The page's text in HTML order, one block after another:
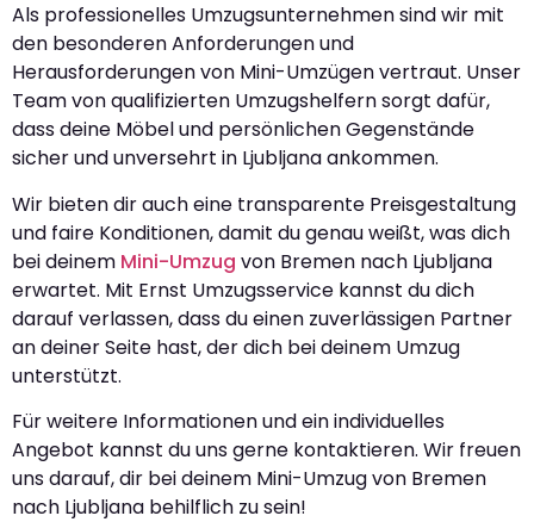
Als professionelles Umzugsunternehmen sind wir mit
den besonderen Anforderungen und
Herausforderungen von Mini-Umzügen vertraut. Unser
Team von qualifizierten Umzugshelfern sorgt dafür,
dass deine Möbel und persönlichen Gegenstände
sicher und unversehrt in Ljubljana ankommen.
Wir bieten dir auch eine transparente Preisgestaltung
und faire Konditionen, damit du genau weißt, was dich
bei deinem Mini-Umzug von Bremen nach Ljubljana
erwartet. Mit Ernst Umzugsservice kannst du dich
darauf verlassen, dass du einen zuverlässigen Partner
an deiner Seite hast, der dich bei deinem Umzug
unterstützt.
Für weitere Informationen und ein individuelles
Angebot kannst du uns gerne kontaktieren. Wir freuen
uns darauf, dir bei deinem Mini-Umzug von Bremen
nach Ljubljana behilflich zu sein!